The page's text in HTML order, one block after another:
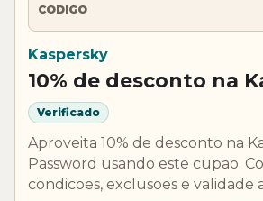
CODIGO
Kaspersky
10% de desconto na
Verificado
Aproveita 10% de desconto na
Password usando este cupao.
condicoes, exclusoes e validade